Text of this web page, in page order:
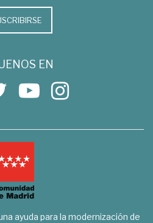
EN
ayuda para la modernización de